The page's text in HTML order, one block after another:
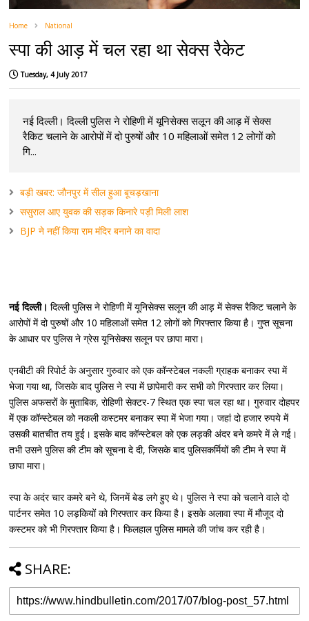
Home National
स्पा की आड़ में चल रहा था सेक्स रैकेट
Tuesday, 4 July 2017
नई दिल्ली। दिल्ली पुलिस ने रोहिणी में यूनिसेक्स सलून की आड़ में सेक्स
रैकिट चलाने के आरोपों में दो पुरुषों और 10 महिलाओं समेत 12 लोगों को
गि...
बड़ी खबर: जौनपुर में सील हुआ बूचड़खाना
ससुराल आए युवक की सड़क किनारे पड़ी मिली लाश
BJP ने नहीं किया राम मंदिर बनाने का वादा
नई दिल्ली।दिल्ली पुलिस ने रोहिणी में यूनिसेक्स सलून की आड़ में सेक्स रैकिट चलाने के
आरोपों में दो पुरुषों और 10 महिलाओं समेत 12 लोगों को गिरफ्तार किया है। गुप्त सूचना
के आधार पर पुलिस ने ग्रेस यूनिसेक्स सलून पर छापा मारा।
एनबीटी की रिपोर्ट के अनुसार गुरुवार को एक कॉन्स्टेबल नकली ग्राहक बनाकर स्पा में
भेजा गया था, जिसके बाद पुलिस ने स्पा में छापेमारी कर सभी को गिरफ्तार कर लिया।
पुलिस अफसरों के मुताबिक, रोहिणी सेक्टर-7 स्थित एक स्पा चल रहा था। गुरुवार दोहपर
में एक कॉन्स्टेबल को नकली कस्टमर बनाकर स्पा में भेजा गया। जहां दो हजार रुपये में
उसकी बातचीत तय हुई। इसके बाद कॉन्स्टेबल को एक लड़की अंदर बने कमरे में ले गई।
तभी उसने पुलिस की टीम को सूचना दे दी, जिसके बाद पुलिसकर्मियों की टीम ने स्पा में
छापा मारा।
स्पा के अदंर चार कमरे बने थे, जिनमें बेड लगे हुए थे। पुलिस ने स्पा को चलाने वाले दो
पार्टनर समेत 10 लड़कियों को गिरफ्तार कर किया है। इसके अलावा स्पा में मौजूद दो
कस्टमर को भी गिरफ्तार किया है। फिलहाल पुलिस मामले की जांच कर रही है।
SHARE: